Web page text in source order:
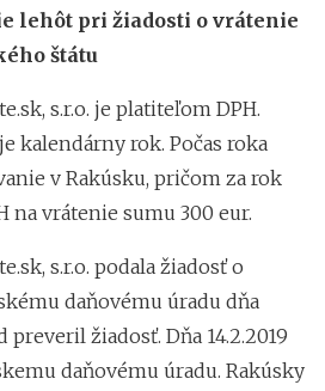
lehôt pri žiadosti o vrátenie
štátu
s.r.o. je platiteľom DPH.
kalendárny rok. Počas roka
v Rakúsku, pričom za rok
na vrátenie sumu 300 eur.
s.r.o. podala žiadosť o
daňovému úradu dňa
preveril žiadosť. Dňa 14.2.2019
daňovému úradu. Rakúsky